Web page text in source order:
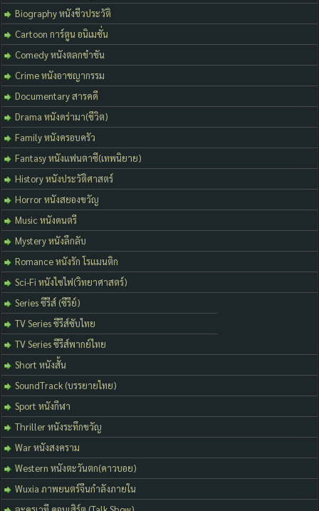
Biography หนังชีวประวัติ
Cartoon การ์ตูน อนิเมชั่น
Comedy หนังตลกขำขัน
Crime หนังอาชญากรรม
Documentary สารคดี
Drama หนังดร่ามา(ชีวิต)
Family หนังครอบครัว
Fantasy หนังแฟนตาซี(เทพนิยาย)
History หนังประวัติศาสตร์
Horror หนังสยองขวัญ
Music หนังดนตรี
Mystery หนังลึกลับ
Romance หนังรัก โรแมนติก
Sci-Fi หนังไซไฟ(วิทยาศาสตร์)
Series ซีรีส์ (ซีรีย์)
TV Series ซีรีส์ซับไทย
TV Series ซีรีส์พากย์ไทย
Short หนังสั้น
SoundTrack (บรรยายไทย)
Sport หนังกีฬา
Thriller หนังระทึกขวัญ
War หนังสงคราม
Western หนังตะวันตก(คาวบอย)
Wuxia ภาพยนตร์จีนกำลังภายใน